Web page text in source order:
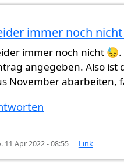
vonAmr (nicht
immer noch
immer noch nicht
angegeben. Also ist
November abarbeiten,
11 Apr 2022 - 08:55 Link